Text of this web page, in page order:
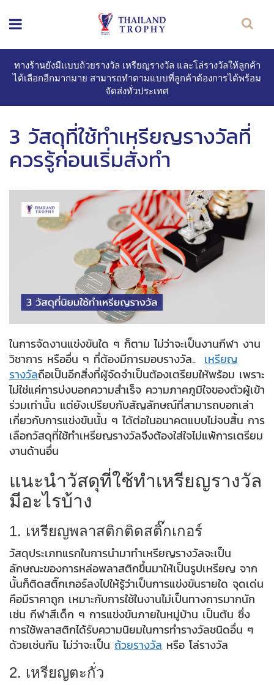
ทางร้านยังมีแบบถ้วยรางวัล เหรียญรางวัล และโล่รางวัลให้ลูกค้า
ได้เลือกอีกมากมาย สามารถทำตามแบบที่ลูกค้าต้องการได้พร้อม
จัดส่งทั่วประเทศ
3 วัสดุที่ใช้ทำเหรียญรางวัลที่
ควรรู้ก่อนเริ่มสั่งทำ
ในการจัดงานแข่งขันใด ๆ ก็ตาม ไม่ว่าจะเป็นงานกีฬา งาน
วิชาการ หรืออื่น ๆ ที่ต้องมีการมอบรางวัล.. เหรียญ
รางวัลถือเป็นอีกสิ่งที่ผู้จัดจำเป็นต้องเตรียมให้พร้อม เพราะ
ไม่ใช่แค่การบ่งบอกความสำเร็จ ความภาคภูมิใจของตัวผู้เข้า
ร่วมเท่านั้น แต่ยังเปรียบกับสัญลักษณ์ที่สามารถบอกเล่า
เกี่ยวกับการแข่งขันนั้น ๆ ได้ต่อในอนาคตแบบไม่จบสิ้น การ
เลือกวัสดุที่ใช้ทำเหรียญรางวัลจึงต้องใส่ใจไม่แพ้การเตรียม
งานด้านอื่น
แนะนำวัสดุที่ใช้ทำเหรียญรางวัล
มีอะไรบ้าง
1. เหรียญพลาสติกติดสติ๊กเกอร์
วัสดุประเภทแรกในการนำมาทำเหรียญรางวัลจะเป็น
ลักษณะของการหล่อพลาสติกขึ้นมาให้เป็นรูปเหรียญ จาก
นั้นก็ติดสติ๊กเกอร์ลงไปให้รู้ว่าเป็นการแข่งขันรายใด จุดเด่น
คือมีราคาถูก เหมาะกับการใช้ในงานไม่เป็นทางการมากนัก
เช่น กีฬาสีเด็ก ๆ การแข่งขันภายในหมู่บ้าน เป็นต้น ซึ่ง
การใช้พลาสติกได้รับความนิยมในการทำรางวัลชนิดอื่น ๆ
ด้วยเช่นกัน ไม่ว่าจะเป็น ถ้วยรางวัล หรือ โล่รางวัล
2. เหรียญตะกั่ว